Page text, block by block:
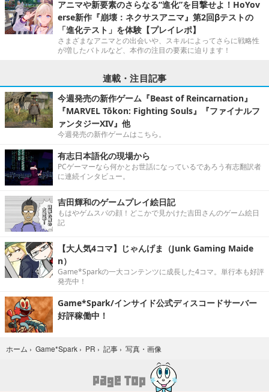
アニマや新要素のさらなる“進化”を目撃せよ！HoYov
erse新作『崩壊：ネクサスアニマ』第2回βテストの
「進化テスト」を体験【プレイレポ】
さまざまなアニマとの出会いや、スキルによってさらに戦略性
が増したバトルなど、本作の注目の要素に迫ります！
連載・注目記事
今週発売の新作ゲーム『Beast of Reincarnation』
『MARVEL Tōkon: Fighting Souls』『ファイナルフ
ァンタジーXIV』他
今週発売の新作ゲームはこちら。
有志日本語化の現場から
PCゲーマーなら何かとお世話になっているであろう有志翻訳者
に連続インタビュー。
吉田輝和のゲームプレイ絵日記
もはやゲムスパの顔！どこかで見かけた吉田さんのゲーム絵日
記
【大人気4コマ】じゃんげま（Junk Gaming Maide
n）
Game*Sparkの一大コンテンツに成長した4コマ。単行本も好評
発売中！
Game*Spark/インサイド公式ディスコードサーバー
好評稼働中！
ホーム › Game*Spark › PR › 記事 › 写真・画像